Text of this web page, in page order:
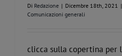
Di Redazione | Dicembre 18th, 2021 |
Comunicazioni generali
clicca sulla copertina per